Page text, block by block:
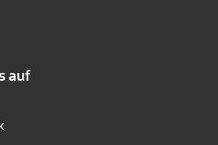
auf